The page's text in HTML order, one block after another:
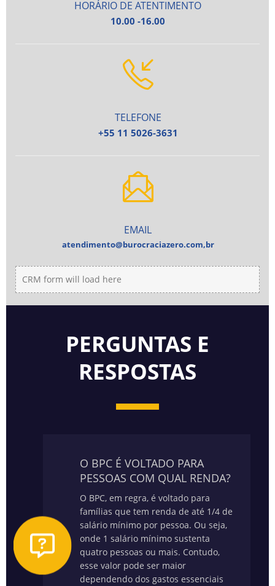
CRM form will load here
HORÁRIO DE ATENTIMENTO
10.00 -16.00
TELEFONE
+55 11 5026-3631
EMAIL
atendimento@burocraciazero.com,br
PERGUNTAS E
RESPOSTAS
O BPC É VOLTADO PARA
PESSOAS COM QUAL RENDA?
O BPC, em regra, é voltado para
famílias que tem renda de até 1/4 de
salário mínimo por pessoa. Ou seja,
onde 1 salário mínimo sustenta
quatro pessoas ou mais. Contudo,
esse valor pode ser maior
dependendo dos gastos essenciais